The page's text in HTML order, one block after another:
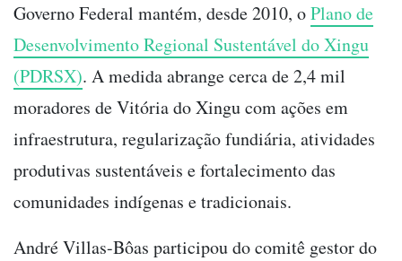
Governo Federal mantém, desde 2010, oPlano de
Desenvolvimento Regional Sustentável do Xingu
(PDRSX). A medida abrange cerca de 2,4 mil
moradores de Vitória do Xingu com ações em
infraestrutura, regularização fundiária, atividades
produtivas sustentáveis e fortalecimento das
comunidades indígenas e tradicionais.
André Villas-Bôas participou do comitê gestor do